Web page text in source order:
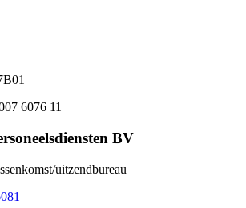
6076 11
BV
uitzendbureau